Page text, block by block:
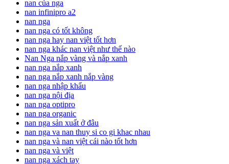
nan của nga
nan infinipro a2
nan nga
nan nga có tốt không
nan nga hay nan việt tốt hơn
nan nga khác nan việt như thế nào
Nan Nga nắp vàng và nắp xanh
nan nga nắp xanh
nan nga nắp xanh nắp vàng
nan nga nhập khẩu
nan nga nội địa
nan nga optipro
nan nga organic
nan nga sản xuất ở đâu
nan nga va nan thuy si co gi khac nhau
nan nga và nan việt cái nào tốt hơn
nan nga và việt
nan nga xách tay